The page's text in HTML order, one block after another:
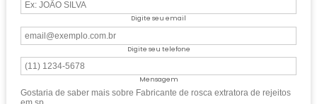
Digite seu email
Digite seu telefone
Mensagem